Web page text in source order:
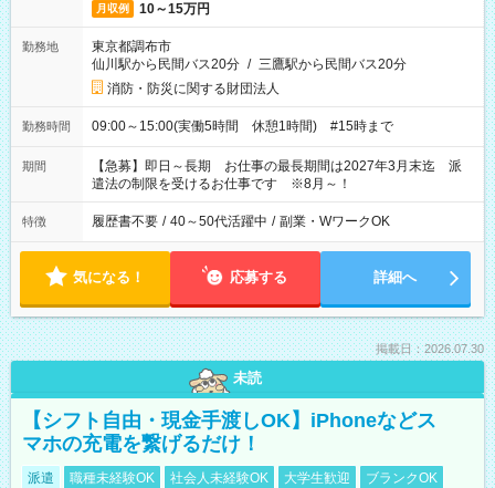
月収例 10～15万円
勤務地
東京都調布市
仙川駅から民間バス20分 / 三鷹駅から民間バス20分
消防・防災に関する財団法人
勤務時間 09:00～15:00(実働5時間 休憩1時間) #15時まで
期間
【急募】即日～長期 お仕事の最長期間は2027年3月末迄 派
遣法の制限を受けるお仕事です ※8月～！
特徴 履歴書不要 / 40～50代活躍中 / 副業・WワークOK
気になる！ 応募する 詳細へ
掲載日：2026.07.30
未読
【シフト自由・現金手渡しOK】iPhoneなどス
マホの充電を繋げるだけ！
派遣 職種未経験OK 社会人未経験OK 大学生歓迎 ブランクOK